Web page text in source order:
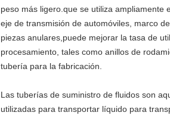
peso más ligero.que se utiliza ampliamente
eje de transmisión de automóviles, marco
piezas anulares,puede mejorar la tasa de
procesamiento, tales como anillos de
tubería para la fabricación.
Las tuberías de suministro de fluidos son
utilizadas para transportar líquido para